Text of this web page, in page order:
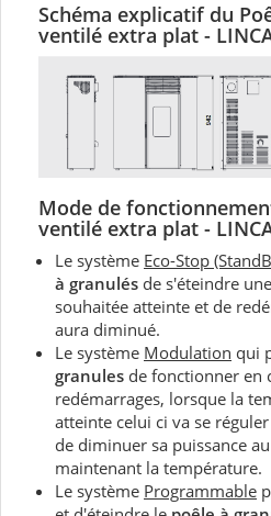
Schéma explicatif du
ventilé extra plat -
Mode de
ventilé extra plat -
Le système Eco-Stop
à granulés de s'éteindre
souhaitée atteinte et de
aura diminué.
Le système Modulation qui
granules de fonctionner en
redémarrages, lorsque la
atteinte celui ci va se
de diminuer sa puissance
maintenant la température.
Le système Programmable